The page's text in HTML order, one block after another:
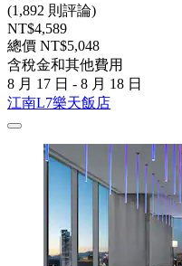
(1,892 則評論)
NT$4,589
總價 NT$5,048
含稅金和其他費用
8 月 17 日 - 8 月 18 日
江南L7樂天飯店